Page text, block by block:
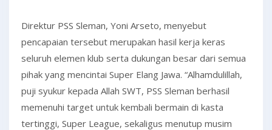
Direktur PSS Sleman, Yoni Arseto, menyebut
pencapaian tersebut merupakan hasil kerja keras
seluruh elemen klub serta dukungan besar dari semua
pihak yang mencintai Super Elang Jawa. “Alhamdulillah,
puji syukur kepada Allah SWT, PSS Sleman berhasil
memenuhi target untuk kembali bermain di kasta
tertinggi, Super League, sekaligus menutup musim